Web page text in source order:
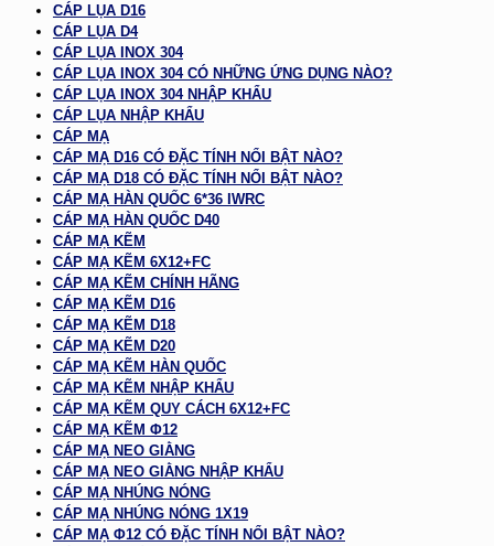
CÁP LỤA D16
CÁP LỤA D4
CÁP LỤA INOX 304
CÁP LỤA INOX 304 CÓ NHỮNG ỨNG DỤNG NÀO?
CÁP LỤA INOX 304 NHẬP KHẨU
CÁP LỤA NHẬP KHẨU
CÁP MẠ
CÁP MẠ D16 CÓ ĐẶC TÍNH NỔI BẬT NÀO?
CÁP MẠ D18 CÓ ĐẶC TÍNH NỔI BẬT NÀO?
CÁP MẠ HÀN QUỐC 6*36 IWRC
CÁP MẠ HÀN QUỐC D40
CÁP MẠ KẼM
CÁP MẠ KẼM 6X12+FC
CÁP MẠ KẼM CHÍNH HÃNG
CÁP MẠ KẼM D16
CÁP MẠ KẼM D18
CÁP MẠ KẼM D20
CÁP MẠ KẼM HÀN QUỐC
CÁP MẠ KẼM NHẬP KHẨU
CÁP MẠ KẼM QUY CÁCH 6X12+FC
CÁP MẠ KẼM Φ12
CÁP MẠ NEO GIẰNG
CÁP MẠ NEO GIẰNG NHẬP KHẨU
CÁP MẠ NHÚNG NÓNG
CÁP MẠ NHÚNG NÓNG 1X19
CÁP MẠ Φ12 CÓ ĐẶC TÍNH NỔI BẬT NÀO?